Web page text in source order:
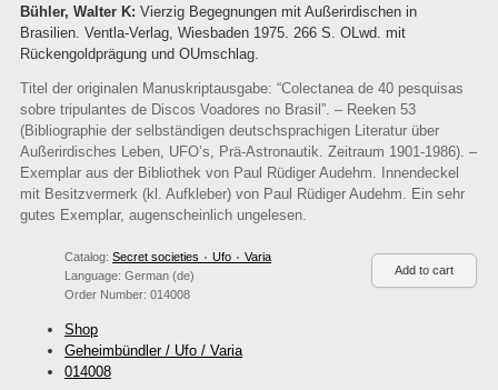
Bühler, Walter K: Vierzig Begegnungen mit Außerirdischen in
Brasilien. Ventla-Verlag, Wiesbaden 1975. 266 S. OLwd. mit
Rückengoldprägung und OUmschlag.
Titel der originalen Manuskriptausgabe: “Colectanea de 40 pesquisas
sobre tripulantes de Discos Voadores no Brasil”. – Reeken 53
(Bibliographie der selbständigen deutschsprachigen Literatur über
Außerirdisches Leben, UFO’s, Prä-Astronautik. Zeitraum 1901-1986). –
Exemplar aus der Bibliothek von Paul Rüdiger Audehm. Innendeckel
mit Besitzvermerk (kl. Aufkleber) von Paul Rüdiger Audehm. Ein sehr
gutes Exemplar, augenscheinlich ungelesen.
Catalog: Secret societies ۰ Ufo ۰ Varia
Language: German (de)
Order Number: 014008
Shop
Geheimbündler / Ufo / Varia
014008